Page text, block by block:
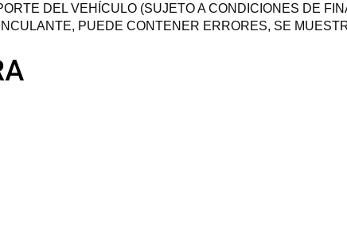
DEL VEHÍCULO (SUJETO A CONDICIONES DE
PUEDE CONTENER ERRORES, SE